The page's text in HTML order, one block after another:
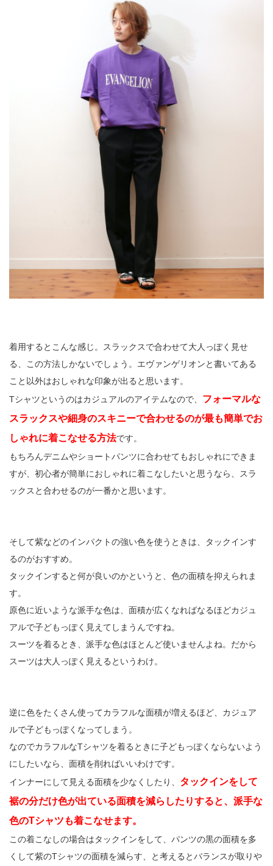
着用するとこんな感じ。スラックスで合わせて大人っぽく見せ
る、この方法しかないでしょう。エヴァンゲリオンと書いてある
こと以外はおしゃれな印象が出ると思います。
Tシャツというのはカジュアルのアイテムなので、 フォーマルな
スラックスや細身のスキニーで合わせるのが最も簡単でお
しゃれに着こなせる方法です。
もちろんデニムやショートパンツに合わせてもおしゃれにできま
すが、初心者が簡単におしゃれに着こなしたいと思うなら、スラ
ックスと合わせるのが一番かと思います。
そして紫などのインパクトの強い色を使うときは、タックインす
るのがおすすめ。
タックインすると何が良いのかというと、色の面積を抑えられま
す。
原色に近いような派手な色は、面積が広くなればなるほどカジュ
アルで子どもっぽく見えてしまうんですね。
スーツを着るとき、派手な色はほとんど使いませんよね。だから
スーツは大人っぽく見えるというわけ。
逆に色をたくさん使ってカラフルな面積が増えるほど、カジュア
ルで子どもっぽくなってしまう。
なのでカラフルなTシャツを着るときに子どもっぽくならないよう
にしたいなら、面積を削ればいいわけです。
インナーにして見える面積を少なくしたり、 タックインをして
裾の分だけ色が出ている面積を減らしたりすると、派手な
色のTシャツも着こなせます。
この着こなしの場合はタックインをして、パンツの黒の面積を多
くして紫のTシャツの面積を減らす、と考えるとバランスが取りや